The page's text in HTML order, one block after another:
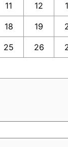
11 12
18 19
25 26